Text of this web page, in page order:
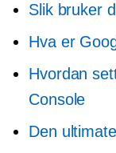
Slik bruker
Hva er
Hvordan
Console
Den